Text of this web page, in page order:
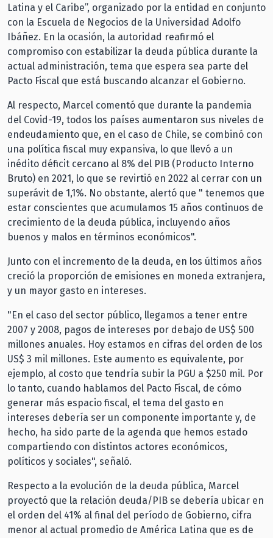
Latina y el Caribe”, organizado por la entidad en conjunto
con la Escuela de Negocios de la Universidad Adolfo
Ibáñez. En la ocasión, la autoridad reafirmó el
compromiso con estabilizar la deuda pública durante la
actual administración, tema que espera sea parte del
Pacto Fiscal que está buscando alcanzar el Gobierno.
Al respecto, Marcel comentó que durante la pandemia
del Covid-19, todos los países aumentaron sus niveles de
endeudamiento que, en el caso de Chile, se combinó con
una política fiscal muy expansiva, lo que llevó a un
inédito déficit cercano al 8% del PIB (Producto Interno
Bruto) en 2021, lo que se revirtió en 2022 al cerrar con un
superávit de 1,1%. No obstante, alertó que " tenemos que
estar conscientes que acumulamos 15 años continuos de
crecimiento de la deuda pública, incluyendo años
buenos y malos en términos económicos".
Junto con el incremento de la deuda, en los últimos años
creció la proporción de emisiones en moneda extranjera,
y un mayor gasto en intereses.
"En el caso del sector público, llegamos a tener entre
2007 y 2008, pagos de intereses por debajo de US$ 500
millones anuales. Hoy estamos en cifras del orden de los
US$ 3 mil millones. Este aumento es equivalente, por
ejemplo, al costo que tendría subir la PGU a $250 mil. Por
lo tanto, cuando hablamos del Pacto Fiscal, de cómo
generar más espacio fiscal, el tema del gasto en
intereses debería ser un componente importante y, de
hecho, ha sido parte de la agenda que hemos estado
compartiendo con distintos actores económicos,
políticos y sociales", señaló.
Respecto a la evolución de la deuda pública, Marcel
proyectó que la relación deuda/PIB se debería ubicar en
el orden del 41% al final del período de Gobierno, cifra
menor al actual promedio de América Latina que es de